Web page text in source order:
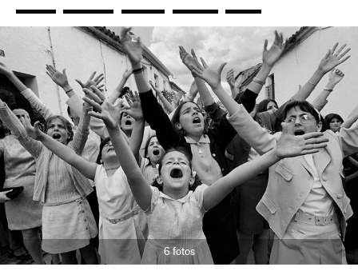
6 fotos